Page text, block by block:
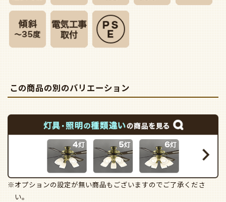
この商品の別のバリエーション
※オプションの設定が無い商品もございますのでご了承くださ
い。